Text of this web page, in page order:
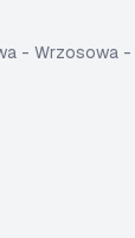
- Wrzosowa